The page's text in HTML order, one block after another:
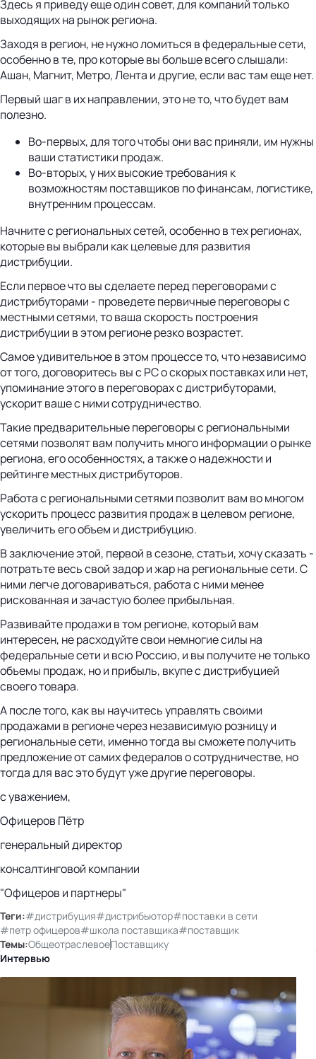
Здесь я приведу еще один совет, для компаний только
выходящих на рынок региона.
Заходя в регион, не нужно ломиться в федеральные сети,
особенно в те, про которые вы больше всего слышали:
Ашан, Магнит, Метро, Лента и другие, если вас там еще нет.
Первый шаг в их направлении, это не то, что будет вам
полезно.
Во-первых, для того чтобы они вас приняли, им нужны
ваши статистики продаж.
Во-вторых, у них высокие требования к
возможностям поставщиков по финансам, логистике,
внутренним процессам.
Начните с региональных сетей, особенно в тех регионах,
которые вы выбрали как целевые для развития
дистрибуции.
Если первое что вы сделаете перед переговорами с
дистрибуторами - проведете первичные переговоры с
местными сетями, то ваша скорость построения
дистрибуции в этом регионе резко возрастет.
Самое удивительное в этом процессе то, что независимо
от того, договоритесь вы с РС о скорых поставках или нет,
упоминание этого в переговорах с дистрибуторами,
ускорит ваше с ними сотрудничество.
Такие предварительные переговоры с региональными
сетями позволят вам получить много информации о рынке
региона, его особенностях, а также о надежности и
рейтинге местных дистрибуторов.
Работа с региональными сетями позволит вам во многом
ускорить процесс развития продаж в целевом регионе,
увеличить его объем и дистрибуцию.
В заключение этой, первой в сезоне, статьи, хочу сказать -
потратьте весь свой задор и жар на региональные сети. С
ними легче договариваться, работа с ними менее
рискованная и зачастую более прибыльная.
Развивайте продажи в том регионе, который вам
интересен, не расходуйте свои немногие силы на
федеральные сети и всю Россию, и вы получите не только
объемы продаж, но и прибыль, вкупе с дистрибуцией
своего товара.
А после того, как вы научитесь управлять своими
продажами в регионе через независимую розницу и
региональные сети, именно тогда вы сможете получить
предложение от самих федералов о сотрудничестве, но
тогда для вас это будут уже другие переговоры.
с уважением,
Офицеров Пётр
генеральный директор
консалтинговой компании
"Офицеров и партнеры"
Теги:#дистрибуция#дистрибьютор#поставки в сети
#петр офицеров#школа поставщика#поставщик
Темы:ОбщеотраслевоеПоставщику
Интервью